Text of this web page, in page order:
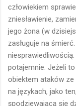
człowiekiem
zniesławienie,
jego żona (w
zasługuje na
potajemnie. Jeżeli
obiektem ataków ze
na językach, jako
spodziewającą się